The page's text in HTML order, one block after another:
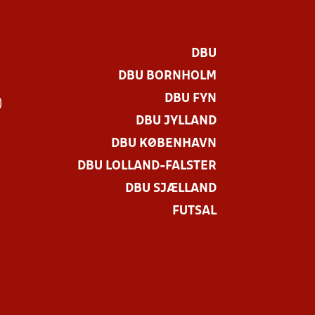
DBU
DBU BORNHOLM
DBU FYN
DBU JYLLAND
DBU KØBENHAVN
DBU LOLLAND-FALSTER
DBU SJÆLLAND
FUTSAL